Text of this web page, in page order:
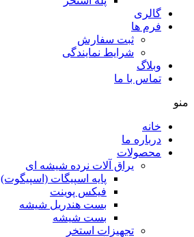
گالری
فرم ها
ثبت سفارش
شرایط نمایندگی
وبلاگ
تماس با ما
منو
خانه
درباره ما
محصولات
یراق آلات نرده شیشه ای
پایه اسپیگات (اسپیگوت)
فیکس پوینت
بست هندریل شیشه
بست شیشه
تجهیزات استخر